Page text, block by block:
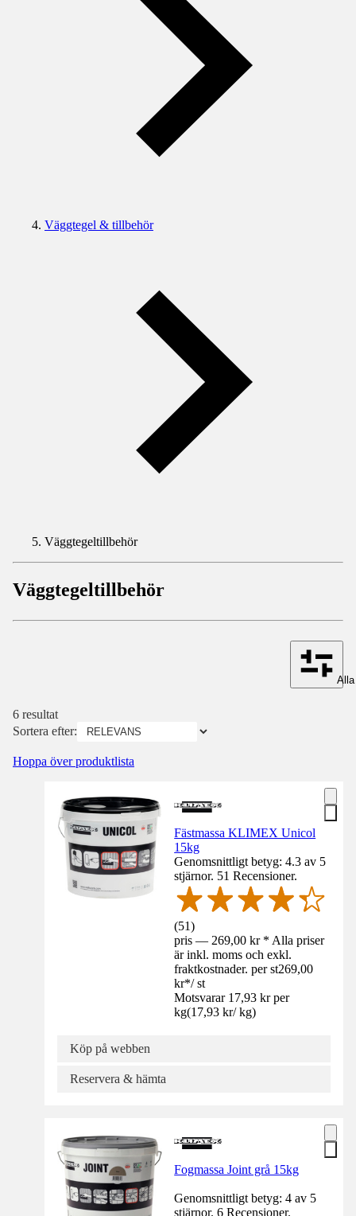
Väggtegel & tillbehör
Väggtegeltillbehör
Väggtegeltillbehör
6 resultat
Sortera efter:
Hoppa över produktlista
Fästmassa KLIMEX Unicol
15kg
Genomsnittligt betyg: 4.3 av 5
stjärnor. 51 Recensioner.
(51)
pris — 269,00 kr * Alla priser
är inkl. moms och exkl.
fraktkostnader. per st269,00
kr*/ st
Motsvarar 17,93 kr per
kg(17,93 kr/ kg)
Köp på webben
Reservera & hämta
Fogmassa Joint grå 15kg
Genomsnittligt betyg: 4 av 5
stjärnor. 6 Recensioner.